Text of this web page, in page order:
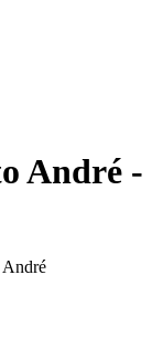
André -
André